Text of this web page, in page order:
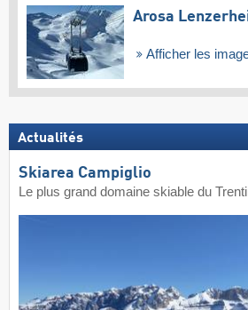
Arosa
Afficher les
Actualités
Skiarea Campiglio
Le plus grand domaine skiable du